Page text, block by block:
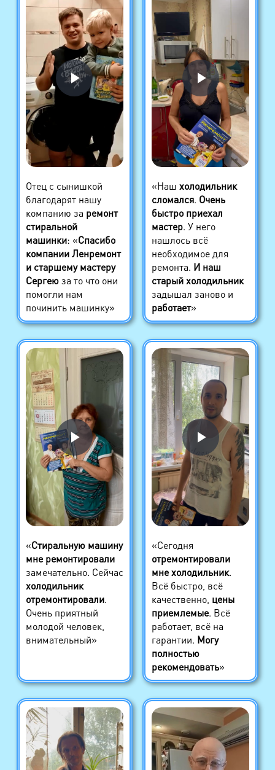
Отец с сынишкой
благодарят нашу
компанию за ремонт
стиральной
машинки: «Спасибо
компании Ленремонт
и старшему мастеру
Сергеюза то что они
помогли нам
починить машинку»
«Наш холодильник
сломался. Очень
быстро приехал
мастер. У него
нашлось всё
необходимое для
ремонта. И наш
старый холодильник
задышал заново и
работает»
«Стиральную машину
мне ремонтировали
замечательно. Сейчас
холодильник
отремонтировали.
Очень приятный
молодой человек,
внимательный»
«Сегодня
отремонтировали
мне холодильник.
Всё быстро, всё
качественно, цены
приемлемые. Всё
работает, всё на
гарантии. Могу
полностью
рекомендовать»